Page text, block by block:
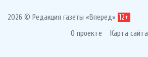
2026 © Редакция газеты «Вперед» 12+
О проекте Карта сайта